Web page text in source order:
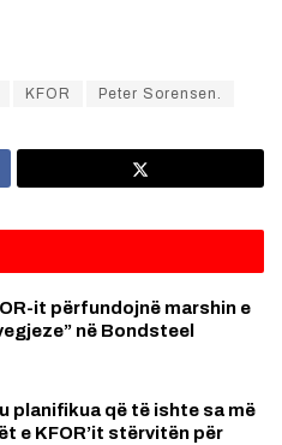
KFOR Peter Sorensen.
it përfundojnë marshin e
në Bondsteel
planifikua që të ishte sa më
e KFOR’it stërvitën për